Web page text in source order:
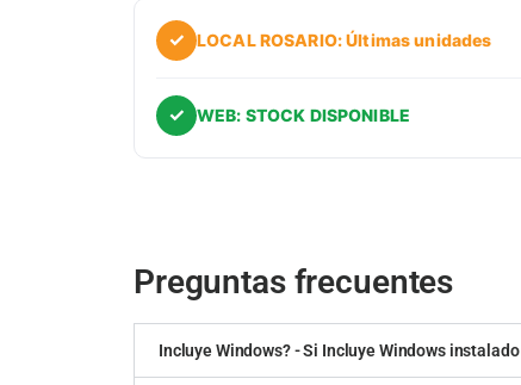
✓ LOCAL ROSARIO: Últimas unidades
✓ WEB: STOCK DISPONIBLE
Preguntas frecuentes
Incluye Windows? - Si Incluye Windows instalado